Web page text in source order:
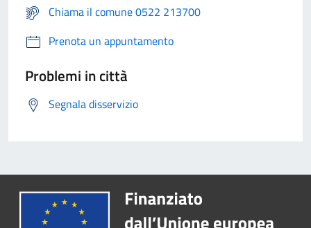
Chiama il comune 0522 213700
Prenota un appuntamento
Problemi in città
Segnala disservizio